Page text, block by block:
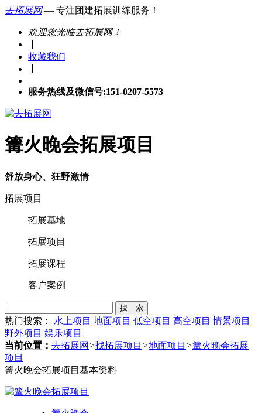
去拓展网— 专注团建拓展训练服务！
欢迎您光临去拓展网！
收藏我们
服务热线及微信号:151-0207-5573
篝火晚会拓展项目
舒放身心、狂野激情
拓展项目
拓展基地
拓展项目
拓展课程
客户案例
搜 索
热门搜索： 水上项目 地面项目 低空项目 高空项目 情景项目
野外项目 娱乐项目
当前位置： 去拓展网 >找拓展项目 >地面项目 >篝火晚会拓展
项目
篝火晚会拓展项目基本资料